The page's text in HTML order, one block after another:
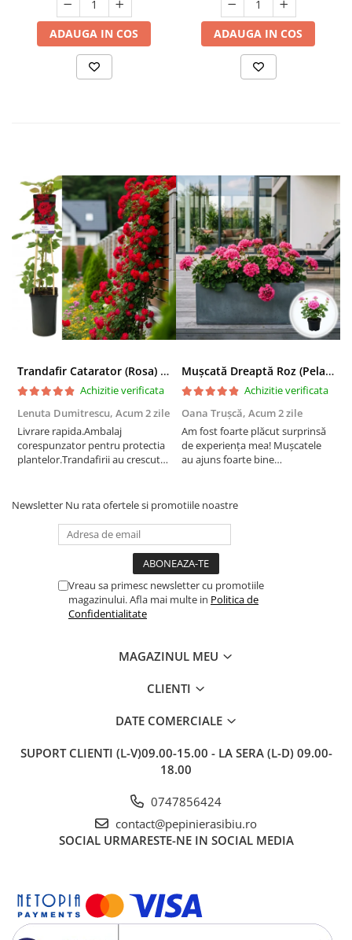
ADAUGA IN COS ADAUGA IN COS
Trandafir Catarator (Rosa) Red Climber - 75cm
Achizitie verificata
Lenuta Dumitrescu, Acum 2 zile
Livrare rapida.Ambalaj
corespunzator pentru protectia
plantelor.Trandafirii au crescut
Mușcată Dreaptă Roz (Pelargonium Zonale)
Achizitie verificata
Oana Trușcă, Acum 2 zile
Am fost foarte plăcut surprinsă
de experiența mea! Mușcatele
au ajuns foarte bine
transportului. Se vede că au fost
Newsletter Nu rata ofertele si promotiile noastre
Vreau sa primesc newsletter cu promotiile
magazinului. Afla mai multe in Politica de
Confidentialitate
MAGAZINUL MEU
CLIENTI
DATE COMERCIALE
SUPORT CLIENTI (L-V)09.00-15.00 - LA SERA (L-D) 09.00-
18.00
0747856424
contact@pepinierasibiu.ro
SOCIAL URMARESTE-NE IN SOCIAL MEDIA